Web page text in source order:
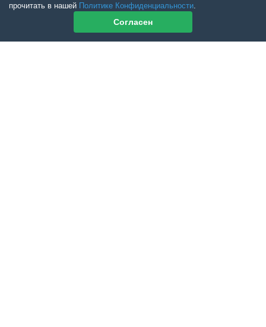
прочитать в нашей Политике Конфиденциальности.
Согласен